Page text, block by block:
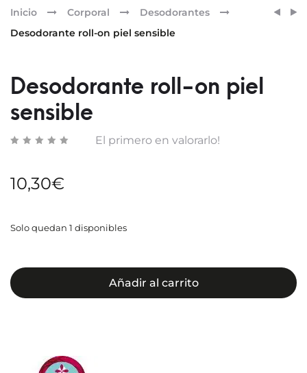
Inicio Corporal
Desodorantes
Desodorante roll-on piel sensible
Desodorante roll-on piel
sensible
El primero en valorarlo!
10,30€
Solo quedan 1 disponibles
Añadir al carrito